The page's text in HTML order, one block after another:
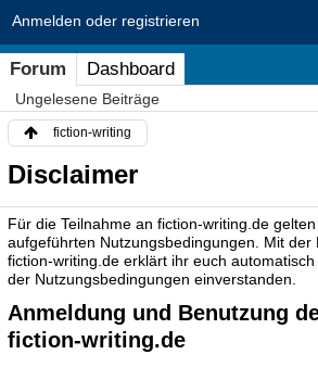
Anmelden oder registrieren
Forum Dashboard
Ungelesene Beiträge
fiction-writing
Disclaimer
Für die Teilnahme an fiction-writing.de
aufgeführten Nutzungsbedingungen. Mit der
fiction-writing.de erklärt ihr euch
der Nutzungsbedingungen einverstanden.
Anmeldung und Benutzung
fiction-writing.de